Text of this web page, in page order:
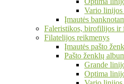
Vario linijos
Įmautės
Faleristikos, birofilijos ir
Filatelijos reikmenys
Įmautės pašto
Pašto ženklų
Grande
Optima